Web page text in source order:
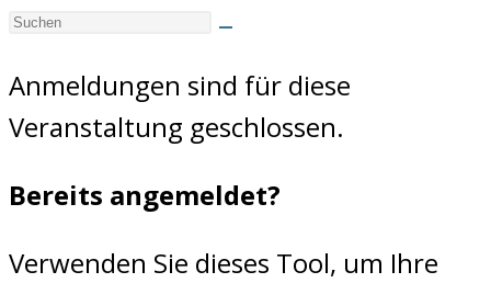
Anmeldungen sind für diese
Veranstaltung geschlossen.
Bereits angemeldet?
Verwenden Sie dieses Tool, um Ihre